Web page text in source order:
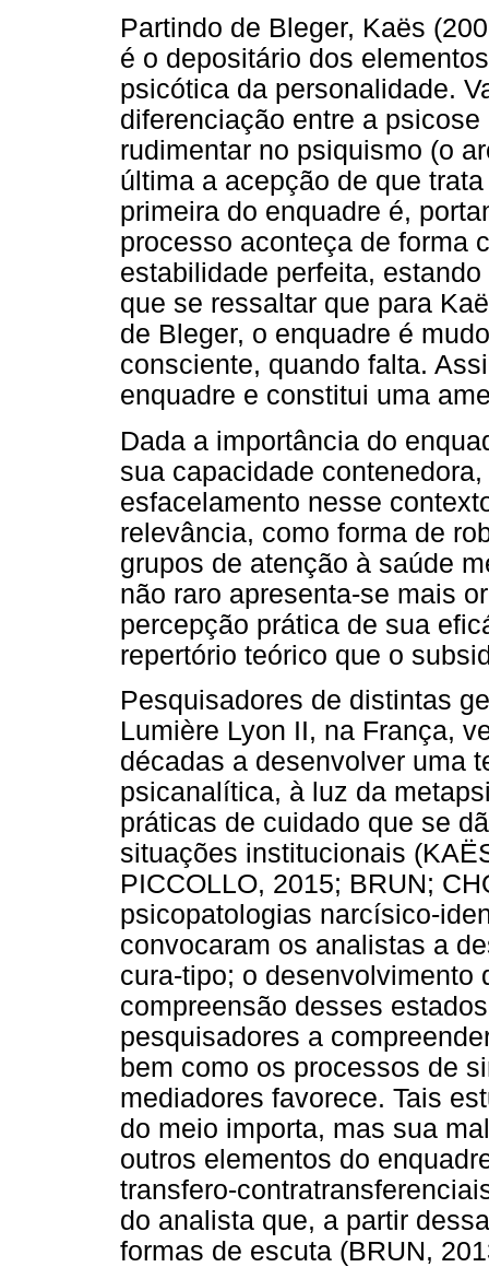
Partindo de Bleger, Kaës
é o depositário dos
psicótica da personalidade.
diferenciação entre a
rudimentar no psiquismo (o
última a acepção de que
primeira do enquadre é,
processo aconteça de forma
estabilidade perfeita,
que se ressaltar que para
de Bleger, o enquadre é
consciente, quando falta.
enquadre e constitui uma
Dada a importância do
sua capacidade
esfacelamento nesse
relevância, como forma de
grupos de atenção à saúde
não raro apresenta-se mais
percepção prática de sua
repertório teórico que o
Pesquisadores de distintas
Lumière Lyon II, na França,
décadas a desenvolver uma
psicanalítica, à luz da
práticas de cuidado que se
situações institucionais
PICCOLLO, 2015; BRUN;
psicopatologias narcísico-
convocaram os analistas a
cura-tipo; o desenvolvimento
compreensão desses
pesquisadores a
bem como os processos de
mediadores favorece. Tais
do meio importa, mas sua
outros elementos do
transfero-
do analista que, a partir
formas de escuta (BRUN,